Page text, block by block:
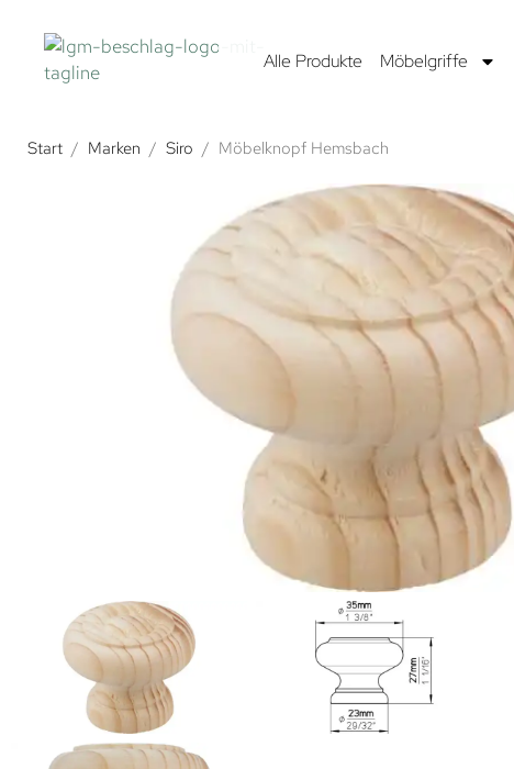
Alle Produkte Möbelgriffe
Start / Marken / Siro / Möbelknopf Hemsbach